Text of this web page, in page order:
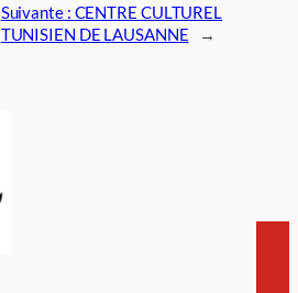
Suivante : CENTRE CULTUREL
TUNISIEN DE LAUSANNE
→